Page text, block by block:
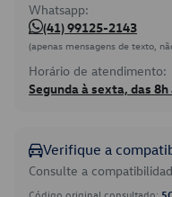
Whatsapp:
(41) 99125-2143
(apenas mensagens de texto,
Horário de atendimento:
Segunda à sexta, das 8h
Verifique a
Consulte a